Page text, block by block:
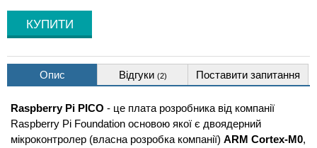
Опис Відгуки (2) Поставити запитання
Raspberry Pi PICO - це плата розробника від компанії
Raspberry Pi Foundation основою якої є двоядерний
мікроконтролер (власна розробка компанії) ARM Cortex-M0,